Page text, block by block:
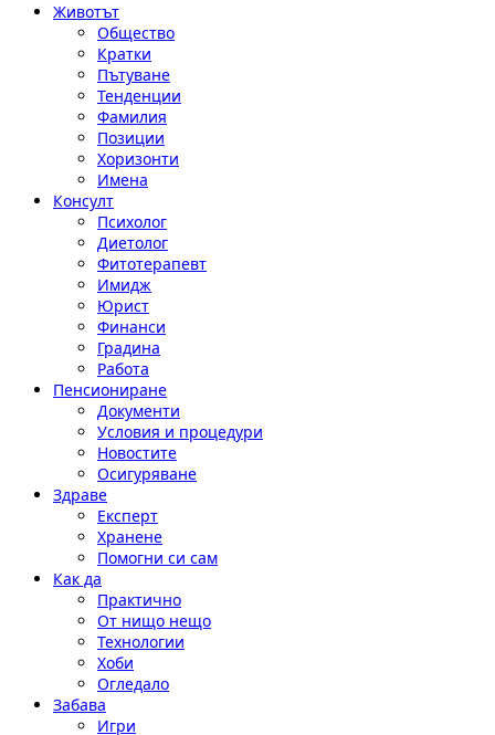
Животът
Общество
Кратки
Пътуване
Тенденции
Фамилия
Позиции
Хоризонти
Имена
Консулт
Психолог
Диетолог
Фитотерапевт
Имидж
Юрист
Финанси
Градина
Работа
Пенсиониране
Документи
Условия и процедури
Новостите
Осигуряване
Здраве
Експерт
Хранене
Помогни си сам
Как да
Практично
От нищо нещо
Технологии
Хоби
Огледало
Забава
Игри